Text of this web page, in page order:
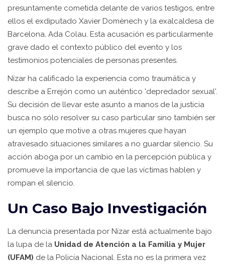
presuntamente cometida delante de varios testigos, entre
ellos el exdiputado Xavier Domènech y la exalcaldesa de
Barcelona, Ada Colau. Esta acusación es particularmente
grave dado el contexto público del evento y los
testimonios potenciales de personas presentes.
Nízar ha calificado la experiencia como traumática y
describe a Errejón como un auténtico 'depredador sexual'.
Su decisión de llevar este asunto a manos de la justicia
busca no sólo resolver su caso particular sino también ser
un ejemplo que motive a otras mujeres que hayan
atravesado situaciones similares a no guardar silencio. Su
acción aboga por un cambio en la percepción pública y
promueve la importancia de que las víctimas hablen y
rompan el silencio.
Un Caso Bajo Investigación
La denuncia presentada por Nízar está actualmente bajo
la lupa de la Unidad de Atención a la Familia y Mujer
(UFAM) de la Policía Nacional. Esta no es la primera vez